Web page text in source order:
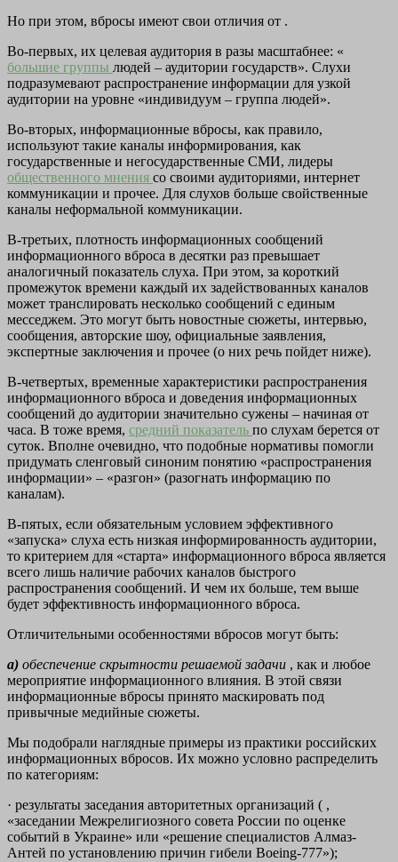
Но при этом, вбросы имеют свои отличия от .
Во-первых, их целевая аудитория в разы масштабнее: «
большие группы людей – аудитории государств». Слухи
подразумевают распространение информации для узкой
аудитории на уровне «индивидуум – группа людей».
Во-вторых, информационные вбросы, как правило,
используют такие каналы информирования, как
государственные и негосударственные СМИ, лидеры
общественного мнения со своими аудиториями, интернет
коммуникации и прочее. Для слухов больше свойственные
каналы неформальной коммуникации.
В-третьих, плотность информационных сообщений
информационного вброса в десятки раз превышает
аналогичный показатель слуха. При этом, за короткий
промежуток времени каждый их задействованных каналов
может транслировать несколько сообщений с единым
месседжем. Это могут быть новостные сюжеты, интервью,
сообщения, авторские шоу, официальные заявления,
экспертные заключения и прочее (о них речь пойдет ниже).
В-четвертых, временные характеристики распространения
информационного вброса и доведения информационных
сообщений до аудитории значительно сужены – начиная от
часа. В тоже время, средний показатель по слухам берется от
суток. Вполне очевидно, что подобные нормативы помогли
придумать сленговый синоним понятию «распространения
информации» – «разгон» (разогнать информацию по
каналам).
В-пятых, если обязательным условием эффективного
«запуска» слуха есть низкая информированность аудитории,
то критерием для «старта» информационного вброса является
всего лишь наличие рабочих каналов быстрого
распространения сообщений. И чем их больше, тем выше
будет эффективность информационного вброса.
Отличительными особенностями вбросов могут быть:
а) обеспечение скрытности решаемой задачи , как и любое
мероприятие информационного влияния. В этой связи
информационные вбросы принято маскировать под
привычные медийные сюжеты.
Мы подобрали наглядные примеры из практики российских
информационных вбросов. Их можно условно распределить
по категориям:
· результаты заседания авторитетных организаций ( ,
«заседании Межрелигиозного совета России по оценке
событий в Украине» или «решение специалистов Алмаз-
Антей по установлению причин гибели Boeing-777»);